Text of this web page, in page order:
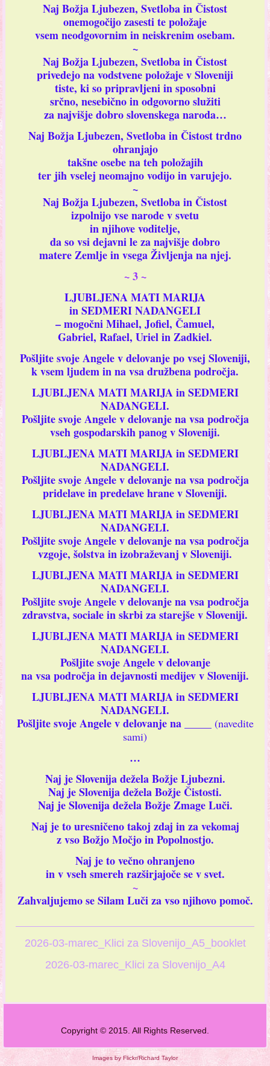
Naj Božja Ljubezen, Svetloba in Čistost
onemogočijo zasesti te položaje
vsem neodgovornim in neiskrenim osebam.
~
Naj Božja Ljubezen, Svetloba in Čistost
privedejo na vodstvene položaje v Sloveniji
tiste, ki so pripravljeni in sposobni
srčno, nesebično in odgovorno služiti
za najvišje dobro slovenskega naroda…
Naj Božja Ljubezen, Svetloba in Čistost trdno
ohranjajo
takšne osebe na teh položajih
ter jih vselej neomajno vodijo in varujejo.
~
Naj Božja Ljubezen, Svetloba in Čistost
izpolnijo vse narode v svetu
in njihove voditelje,
da so vsi dejavni le za najvišje dobro
matere Zemlje in vsega Življenja na njej.
~3~
LJUBLJENA MATI MARIJA
in SEDMERI NADANGELI
– mogočni Mihael, Jofiel, Čamuel,
Gabriel, Rafael, Uriel in Zadkiel.
Pošljite svoje Angele v delovanje po vsej Sloveniji,
k vsem ljudem in na vsa družbena področja.
LJUBLJENA MATI MARIJA in SEDMERI
NADANGELI.
Pošljite svoje Angele v delovanje na vsa področja
vseh gospodarskih panog v Sloveniji.
LJUBLJENA MATI MARIJA in SEDMERI
NADANGELI.
Pošljite svoje Angele v delovanje na vsa področja
pridelave in predelave hrane v Sloveniji.
LJUBLJENA MATI MARIJA in SEDMERI
NADANGELI.
Pošljite svoje Angele v delovanje na vsa področja
vzgoje, šolstva in izobraževanj v Sloveniji.
LJUBLJENA MATI MARIJA in SEDMERI
NADANGELI.
Pošljite svoje Angele v delovanje na vsa področja
zdravstva, sociale in skrbi za starejše v Sloveniji.
LJUBLJENA MATI MARIJA in SEDMERI
NADANGELI.
Pošljite svoje Angele v delovanje
na vsa področja in dejavnosti medijev v Sloveniji.
LJUBLJENA MATI MARIJA in SEDMERI
NADANGELI.
Pošljite svoje Angele v delovanje na _____ (navedite
sami)
…
Naj je Slovenija dežela Božje Ljubezni.
Naj je Slovenija dežela Božje Čistosti.
Naj je Slovenija dežela Božje Zmage Luči.
Naj je to uresničeno takoj zdaj in za vekomaj
z vso Božjo Močjo in Popolnostjo.
Naj je to večno ohranjeno
in v vseh smereh razširjajoče se v svet.
~
Zahvaljujemo se Silam Luči za vso njihovo pomoč.
2026-03-marec_Klici za Slovenijo_A5_booklet
2026-03-marec_Klici za Slovenijo_A4
Copyright © 2015. All Rights Reserved.
Images by Flickr/Richard Taylor